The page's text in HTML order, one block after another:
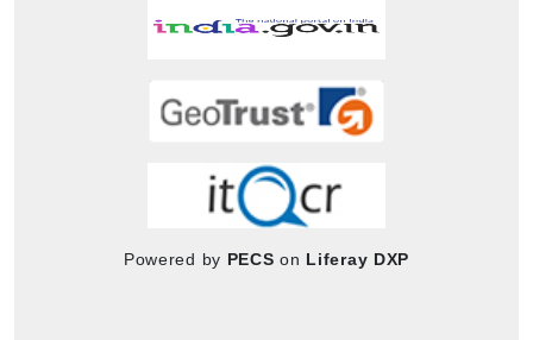
Powered by PECS on Liferay DXP